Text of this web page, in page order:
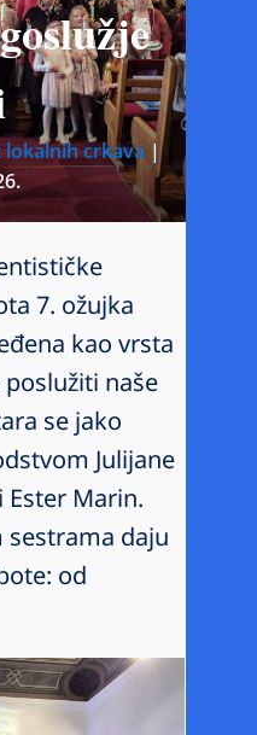
lokalnih crkava |
7. ožujka
kao vrsta
naše
se jako
Julijane
Ester Marin.
sestrama daju
od